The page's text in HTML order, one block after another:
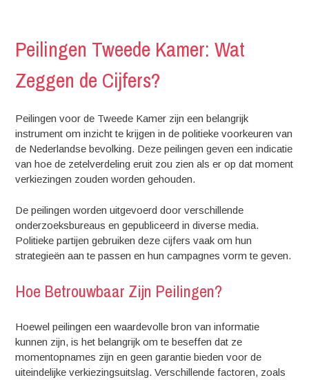
Peilingen Tweede Kamer: Wat
Zeggen de Cijfers?
Peilingen voor de Tweede Kamer zijn een belangrijk
instrument om inzicht te krijgen in de politieke voorkeuren van
de Nederlandse bevolking. Deze peilingen geven een indicatie
van hoe de zetelverdeling eruit zou zien als er op dat moment
verkiezingen zouden worden gehouden.
De peilingen worden uitgevoerd door verschillende
onderzoeksbureaus en gepubliceerd in diverse media.
Politieke partijen gebruiken deze cijfers vaak om hun
strategieën aan te passen en hun campagnes vorm te geven.
Hoe Betrouwbaar Zijn Peilingen?
Hoewel peilingen een waardevolle bron van informatie
kunnen zijn, is het belangrijk om te beseffen dat ze
momentopnames zijn en geen garantie bieden voor de
uiteindelijke verkiezingsuitslag. Verschillende factoren, zoals